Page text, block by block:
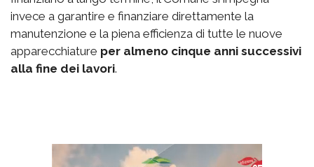
invece a garantire e finanziare direttamente la
manutenzione e la piena efficienza di tutte le nuove
apparecchiature per almeno cinque anni successivi
alla fine dei lavori.